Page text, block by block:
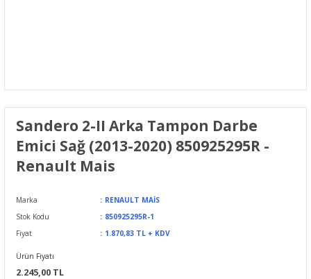
Sandero 2-II Arka Tampon Darbe
Emici Sağ (2013-2020) 850925295R -
Renault Mais
Marka
RENAULT MAİS
Stok Kodu
850925295R-1
Fiyat
1.870,83 TL + KDV
Ürün Fiyatı
2.245,00 TL